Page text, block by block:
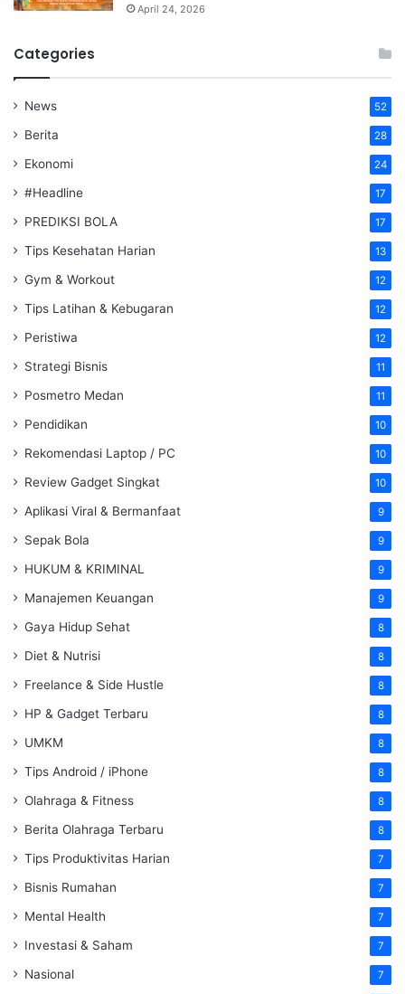
April 24, 2026
Categories
News 52
Berita 28
Ekonomi 24
#Headline 17
PREDIKSI BOLA 17
Tips Kesehatan Harian 13
Gym & Workout 12
Tips Latihan & Kebugaran 12
Peristiwa 12
Strategi Bisnis 11
Posmetro Medan 11
Pendidikan 10
Rekomendasi Laptop / PC 10
Review Gadget Singkat 10
Aplikasi Viral & Bermanfaat 9
Sepak Bola 9
HUKUM & KRIMINAL 9
Manajemen Keuangan 9
Gaya Hidup Sehat 8
Diet & Nutrisi 8
Freelance & Side Hustle 8
HP & Gadget Terbaru 8
UMKM 8
Tips Android / iPhone 8
Olahraga & Fitness 8
Berita Olahraga Terbaru 8
Tips Produktivitas Harian 7
Bisnis Rumahan 7
Mental Health 7
Investasi & Saham 7
Nasional 7